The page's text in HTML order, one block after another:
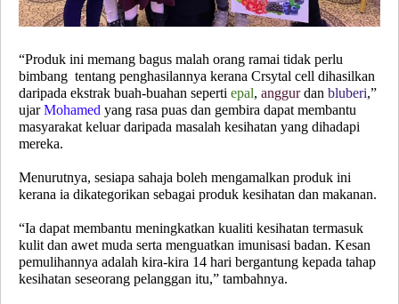
“Produk ini memang bagus malah orang ramai tidak perlu
bimbang tentang penghasilannya kerana Crsytal cell dihasilkan
daripada ekstrak buah-buahan seperti epal, anggurdan bluberi,”
ujarMohamed yang rasa puas dan gembira dapat membantu
masyarakat keluar daripada masalah kesihatan yang dihadapi
mereka.
Menurutnya, sesiapa sahaja boleh mengamalkan produk ini
kerana ia dikategorikan sebagai produk kesihatan dan makanan.
“Ia dapat membantu meningkatkan kualiti kesihatan termasuk
kulit dan awet muda serta menguatkan imunisasi badan. Kesan
pemulihannya adalah kira-kira 14 hari bergantung kepada tahap
kesihatan seseorang pelanggan itu,” tambahnya.